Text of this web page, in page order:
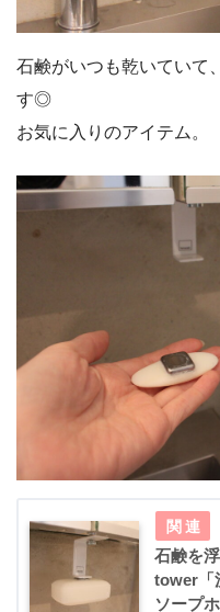
石鹸がいつも乾いていて
す◎
お気に入りのアイテム。
石鹸を
tower「
ソープ